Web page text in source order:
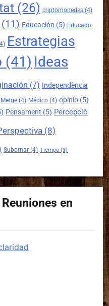
(26) criptomonedes (4)
(11) Educación (5) Educado
Estrategias
(41) Ideas
(7) Independència
Metge (4) Médico (4) opinio (5)
Pensament (5) Percepció
(8)
Subornar (4) Tiempo (3)
en